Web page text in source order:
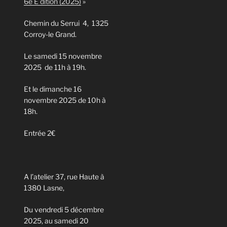
Chemin du Serrui 4, 1325
Corroy-le Grand.
Le samedi 15 novembre
2025 de 11h à 19h.
Et le dimanche 16
novembre 2025 de 10h à
18h.
Entrée 2€
A l’atelier 37, rue Haute à
1380 Lasne,
Du vendredi 5 décembre
2025, au samedi 20